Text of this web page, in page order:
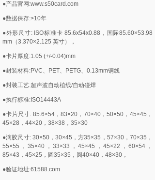
●产品官网:www.s50card.com
●数据保存:>10年
●外形尺寸: ISO标准卡 85.6x54x0.88，国际85.60×53.98
mm（3.370×2.125 英寸），
●卡片厚度:1.05 (+/-0.04)mm
●封装材料:PVC、PET、PETG、0.13mm铜线
●封装工艺:超声波自动植线/自动碰焊
●执行标准:ISO14443A
●卡片尺寸: 85.6×54，83×20，70×40，50×50，45×45，
45×28，44×20，38×38，35×30
●滴胶尺寸: 30×50，30×45，方35×35，57×30，70×35，
55×55，35×40，33×33，45×45，45×22，60×54，
85×43，45×25，圆35×35，圆40×40，48×30，
●验证地址:61588.com